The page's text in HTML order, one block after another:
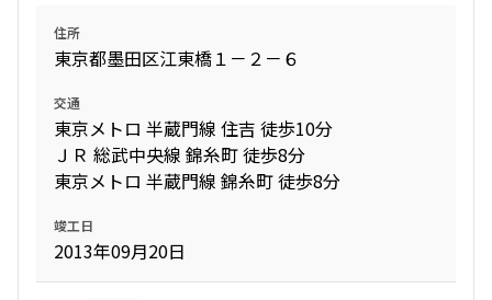
間取り
1R〜1K
1DK〜1LDK
2LDK
4LDK〜
専有面積
住所
東京都墨田区江東橋１－２－６
交通
東京メトロ 半蔵門線 住吉 徒歩10分
ＪＲ 総武中央線 錦糸町 徒歩8分
東京メトロ 半蔵門線 錦糸町 徒歩8分
竣工日
2013年09月20日